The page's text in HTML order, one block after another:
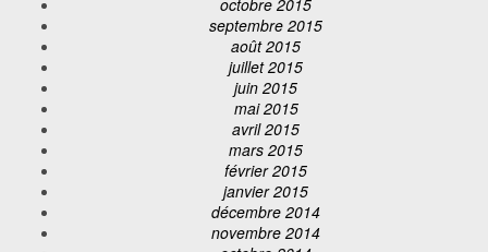
septembre 2015
août 2015
juillet 2015
juin 2015
mai 2015
avril 2015
mars 2015
février 2015
janvier 2015
décembre 2014
novembre 2014